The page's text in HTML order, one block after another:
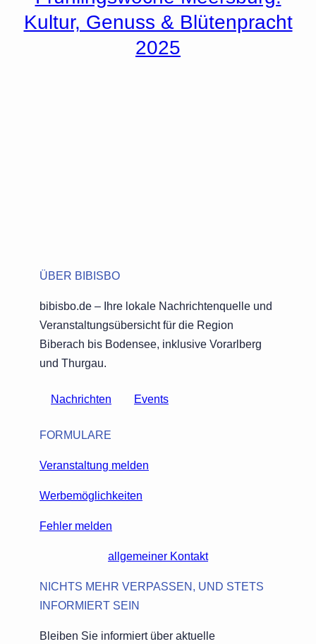
Kultur, Genuss & Blütenpracht
2025
ÜBER BIBISBO
bibisbo.de – Ihre lokale Nachrichtenquelle und
Veranstaltungsübersicht für die Region
Biberach bis Bodensee, inklusive Vorarlberg
und Thurgau.
Nachrichten Events
FORMULARE
Veranstaltung melden
Werbemöglichkeiten
Fehler melden
allgemeiner Kontakt
NICHTS MEHR VERPASSEN, UND STETS
INFORMIERT SEIN
Bleiben Sie informiert über aktuelle